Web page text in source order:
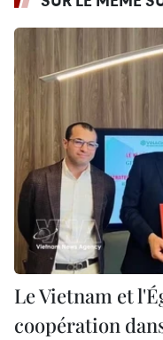
Le Vietnam et
coopération